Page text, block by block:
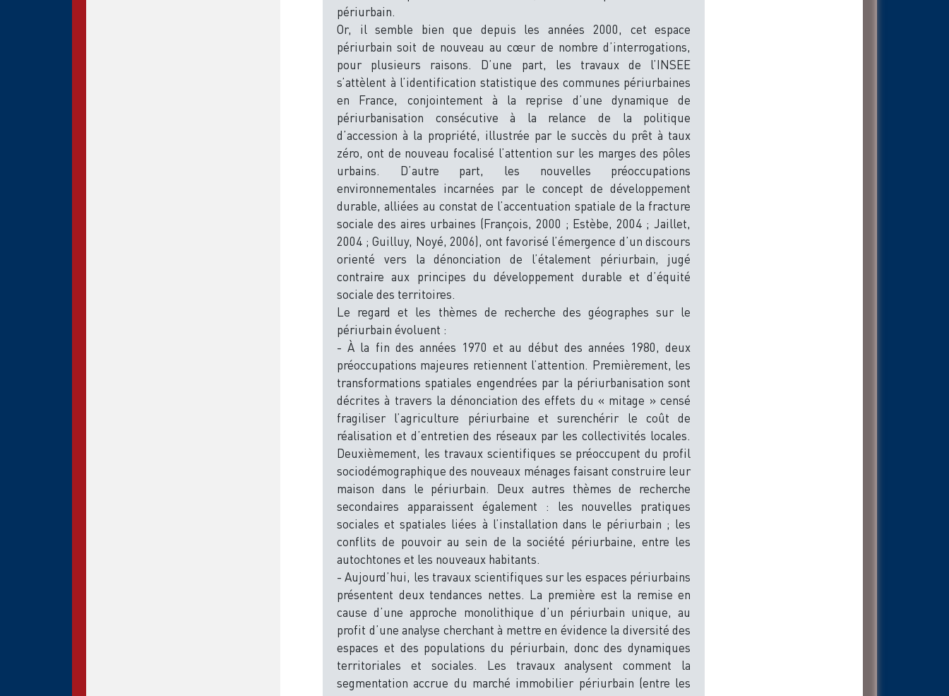
périurbain.
Or, il semble bien que depuis les années 2000, cet espace
périurbain soit de nouveau au cœur de nombre d’interrogations,
pour plusieurs raisons. D’une part, les travaux de l’INSEE
s’attèlent à l’identification statistique des communes périurbaines
en France, conjointement à la reprise d’une dynamique de
périurbanisation consécutive à la relance de la politique
d’accession à la propriété, illustrée par le succès du prêt à taux
zéro, ont de nouveau focalisé l’attention sur les marges des pôles
urbains. D’autre part, les nouvelles préoccupations
environnementales incarnées par le concept de développement
durable, alliées au constat de l’accentuation spatiale de la fracture
sociale des aires urbaines (François, 2000 ; Estèbe, 2004 ; Jaillet,
2004 ; Guilluy, Noyé, 2006), ont favorisé l’émergence d’un discours
orienté vers la dénonciation de l’étalement périurbain, jugé
contraire aux principes du développement durable et d’équité
sociale des territoires.
Le regard et les thèmes de recherche des géographes sur le
périurbain évoluent :
- À la fin des années 1970 et au début des années 1980, deux
préoccupations majeures retiennent l’attention. Premièrement, les
transformations spatiales engendrées par la périurbanisation sont
décrites à travers la dénonciation des effets du « mitage » censé
fragiliser l’agriculture périurbaine et surenchérir le coût de
réalisation et d’entretien des réseaux par les collectivités locales.
Deuxièmement, les travaux scientifiques se préoccupent du profil
sociodémographique des nouveaux ménages faisant construire leur
maison dans le périurbain. Deux autres thèmes de recherche
secondaires apparaissent également : les nouvelles pratiques
sociales et spatiales liées à l’installation dans le périurbain ; les
conflits de pouvoir au sein de la société périurbaine, entre les
autochtones et les nouveaux habitants.
- Aujourd’hui, les travaux scientifiques sur les espaces périurbains
présentent deux tendances nettes. La première est la remise en
cause d’une approche monolithique d’un périurbain unique, au
profit d’une analyse cherchant à mettre en évidence la diversité des
espaces et des populations du périurbain, donc des dynamiques
territoriales et sociales. Les travaux analysent comment la
segmentation accrue du marché immobilier périurbain (entre les